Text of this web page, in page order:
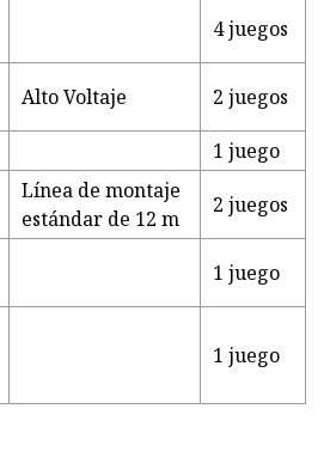
4 juegos
Alto Voltaje 2 juegos
1 juego
Línea de montaje
estándar de 12 m
2 juegos
1 juego
1 juego